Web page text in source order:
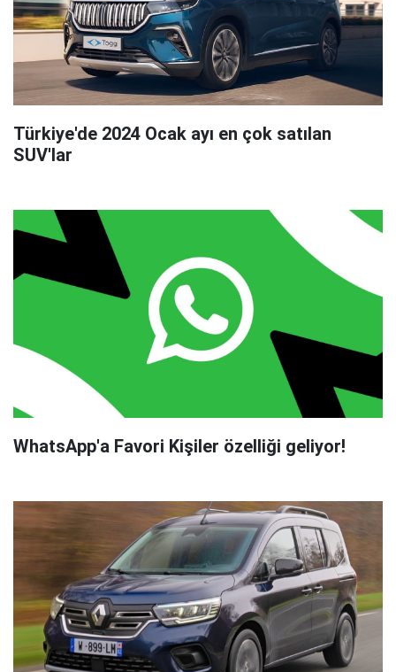
Türkiye'de 2024 Ocak ayı en çok satılan
SUV'lar
WhatsApp'a Favori Kişiler özelliği geliyor!